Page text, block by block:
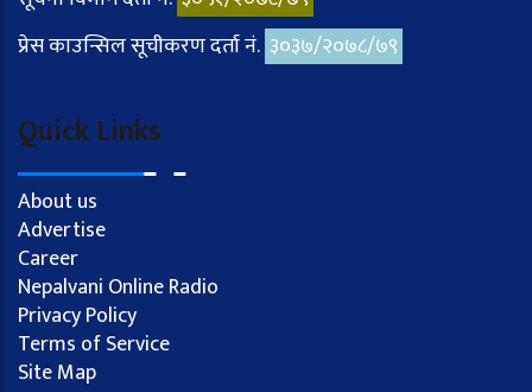
प्रेस काउन्सिल सूचीकरण दर्ता नं. ३०३७/२०७८/७९
Quick Links
About us
Advertise
Career
Nepalvani Online Radio
Privacy Policy
Terms of Service
Site Map